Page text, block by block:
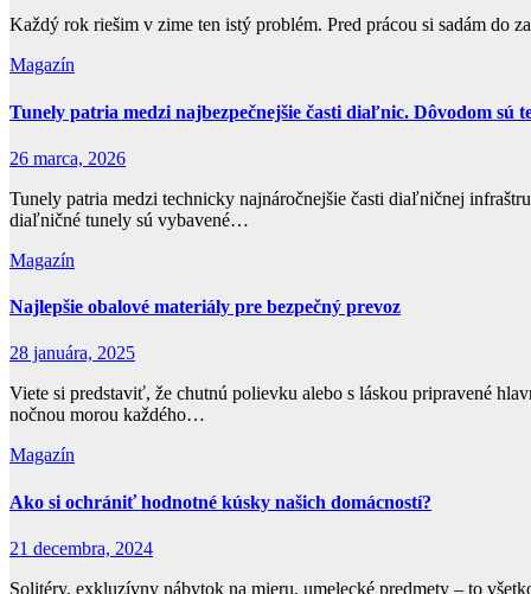
Každý rok riešim v zime ten istý problém. Pred prácou si sadám do
Magazín
Tunely patria medzi najbezpečnejšie časti diaľnic. Dôvodom sú
26 marca, 2026
Tunely patria medzi technicky najnáročnejšie časti diaľničnej
diaľničné tunely sú vybavené…
Magazín
Najlepšie obalové materiály pre bezpečný prevoz
28 januára, 2025
Viete si predstaviť, že chutnú polievku alebo s láskou pripravené
nočnou morou každého…
Magazín
Ako si ochrániť hodnotné kúsky našich domácností?
21 decembra, 2024
Solitéry, exkluzívny nábytok na mieru, umelecké predmety – to